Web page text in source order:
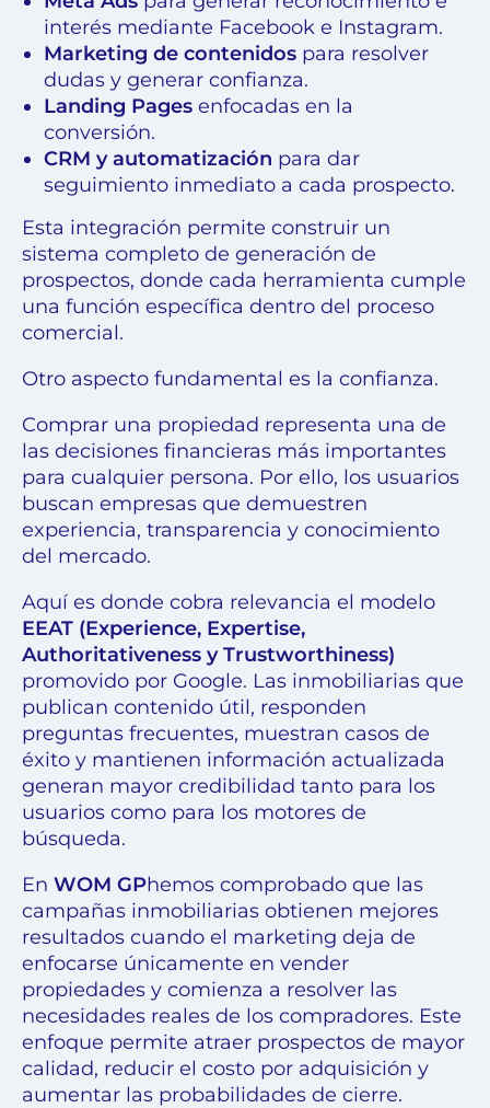
interés mediante Facebook e Instagram.
Marketing de contenidos para resolver
dudas y generar confianza.
Landing Pages enfocadas en la
conversión.
CRM y automatización para dar
seguimiento inmediato a cada prospecto.
Esta integración permite construir un
sistema completo de generación de
prospectos, donde cada herramienta cumple
una función específica dentro del proceso
comercial.
Otro aspecto fundamental es la confianza.
Comprar una propiedad representa una de
las decisiones financieras más importantes
para cualquier persona. Por ello, los usuarios
buscan empresas que demuestren
experiencia, transparencia y conocimiento
del mercado.
Aquí es donde cobra relevancia el modelo
EEAT (Experience, Expertise,
Authoritativeness y Trustworthiness)
promovido por Google. Las inmobiliarias que
publican contenido útil, responden
preguntas frecuentes, muestran casos de
éxito y mantienen información actualizada
generan mayor credibilidad tanto para los
usuarios como para los motores de
búsqueda.
En WOM GPhemos comprobado que las
campañas inmobiliarias obtienen mejores
resultados cuando el marketing deja de
enfocarse únicamente en vender
propiedades y comienza a resolver las
necesidades reales de los compradores. Este
enfoque permite atraer prospectos de mayor
calidad, reducir el costo por adquisición y
aumentar las probabilidades de cierre.